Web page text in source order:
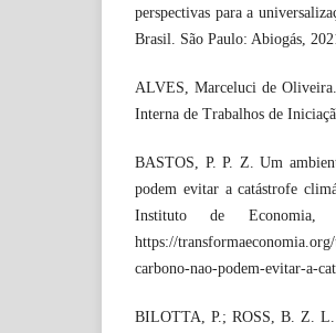
perspectivas para a
Brasil. São Paulo: Abiogás,
ALVES, Marceluci de
Interna de Trabalhos de
BASTOS, P. P. Z. Um
podem evitar a catástrofe
Instituto de
https://
carbono-nao-podem-evitar-a-
BILOTTA, P.; ROSS, B. Z. L.